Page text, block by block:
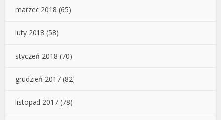
marzec 2018 (65)
luty 2018 (58)
styczeń 2018 (70)
grudzień 2017 (82)
listopad 2017 (78)